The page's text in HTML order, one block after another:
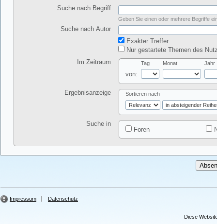
Suche nach Begriff
Geben Sie einen oder mehrere Begriffe
Suche nach Autor
Exakter Treffer
Nur gestartete Themen des
Im Zeitraum
von:
Tag Monat Jahr
Ergebnisanzeige Sortieren nach
Suche in
Foren
Impressum Datenschutz
Diese